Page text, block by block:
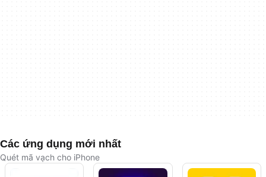
Các ứng dụng mới nhất
Quét mã vạch cho iPhone